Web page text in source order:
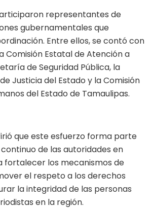
representantes de
gubernamentales que
Entre ellos, se contó con
Comisión Estatal de Atención a
de Seguridad Pública, la
Justicia del Estado y la Comisión
del Estado de Tamaulipas.
que este esfuerzo forma parte
de las autoridades en
fortalecer los mecanismos de
el respeto a los derechos
la integridad de las personas
en la región.